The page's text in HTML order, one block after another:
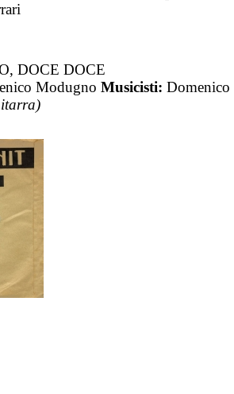
DOCE DOCE
Modugno Musicisti: Domenico